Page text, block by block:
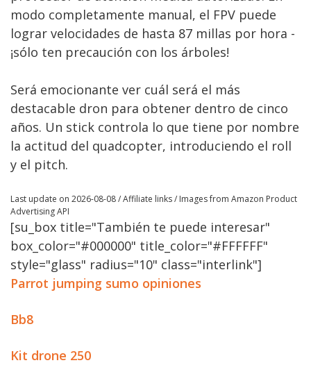
modo completamente manual, el FPV puede
lograr velocidades de hasta 87 millas por hora -
¡sólo ten precaución con los árboles!
Será emocionante ver cuál será el más
destacable dron para obtener dentro de cinco
años. Un stick controla lo que tiene por nombre
la actitud del quadcopter, introduciendo el roll
y el pitch.
Last update on 2026-08-08 / Affiliate links / Images from Amazon Product
Advertising API
[su_box title="También te puede interesar"
box_color="#000000" title_color="#FFFFFF"
style="glass" radius="10" class="interlink"]
Parrot jumping sumo opiniones
Bb8
Kit drone 250